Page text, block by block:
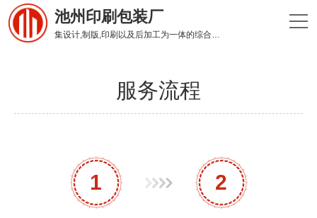
池州印刷包装厂
集设计,制版,印刷以及后加工为一体的综合性印刷企业
服务流程
1 2